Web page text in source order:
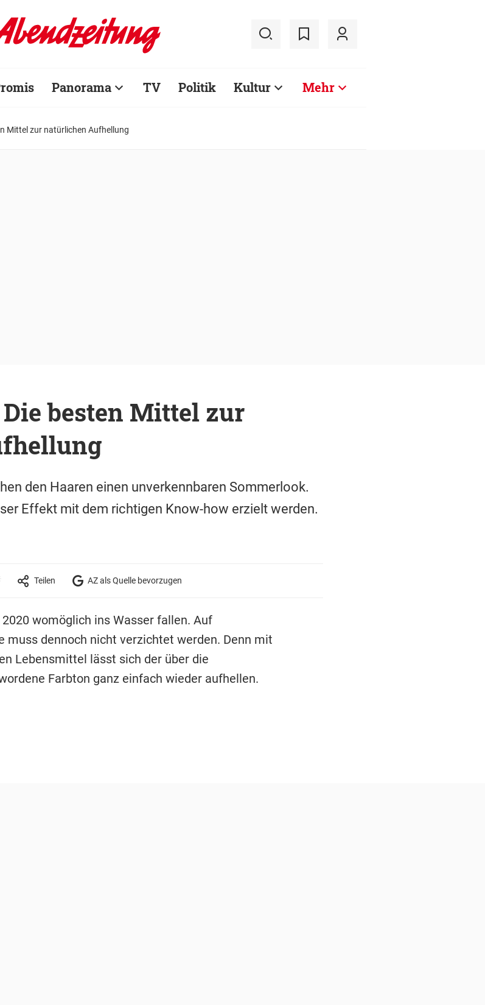
Panorama TV Politik Kultur Mehr
Mittel zur natürlichen Aufhellung
besten Mittel zur
den Haaren einen unverkennbaren Sommerlook.
Effekt mit dem richtigen Know-how erzielt werden.
Teilen AZ als Quelle bevorzugen
womöglich ins Wasser fallen. Auf
muss dennoch nicht verzichtet werden. Denn mit
Lebensmittel lässt sich der über die
Farbton ganz einfach wieder aufhellen.